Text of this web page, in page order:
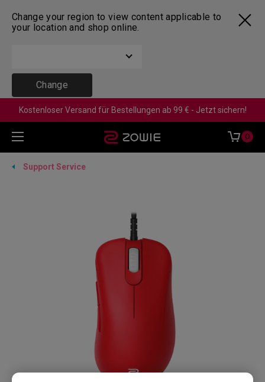
Change your region to view content applicable to
your location and shop online.
Change
Kostenloser Versand für Bestellungen ab 99 € - Jetzt sichern!
0
Support Service